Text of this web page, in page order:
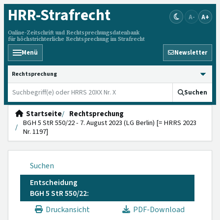
HRR-Strafrecht
Online-Zeitschrift und Rechtsprechungsdatenbank
für höchstrichterliche Rechtsprechung im Strafrecht
A- A+
Menü Newsletter
HRRS durchsuchen
Suchen
Startseite
Rechtsprechung
BGH 5 StR 550/22 - 7. August 2023 (LG Berlin) [= HRRS 2023
Nr. 1197]
Suchen
Entscheidung
BGH 5 StR 550/22:
Druckansicht
PDF-Download